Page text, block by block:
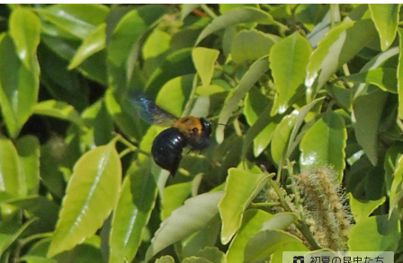
地
リカ海洋大気
庁
ヨーロッパ中
期予報センター 気象庁 8月31日
6:00 8月30日 5:20 8月1日に南鳥島
近海で猛烈な勢力へ 台風13号は、今
後、海面水温が29度以上の海域を西進
する見込みで、猛烈な勢力になる見込
み。
低調
か、
はか
ノコ
た。
いる
冬眠
まし
たコ
リー